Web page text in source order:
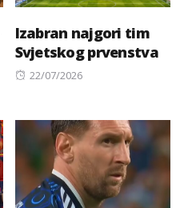
Izabran najgori tim
Svjetskog prvenstva
Posted
22/07/2026